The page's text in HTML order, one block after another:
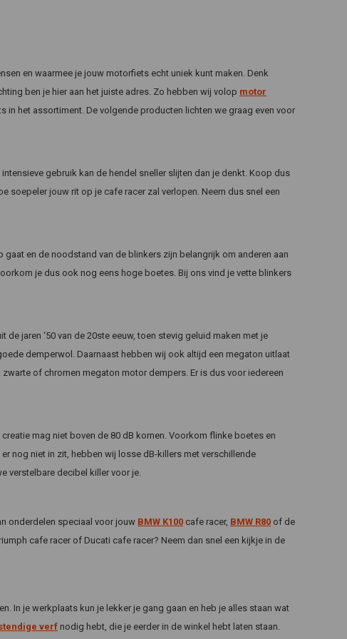
en waarmee je jouw motorfiets echt uniek kunt maken. Denk
ben je hier aan het juiste adres. Zo hebben wij volop motor
het assortiment. De volgende producten lichten we graag even voor
gebruik kan de hendel sneller slijten dan je denkt. Koop dus
soepeler jouw rit op je cafe racer zal verlopen. Neem dus snel een
en de noodstand van de blinkers zijn belangrijk om anderen aan
je dus ook nog eens hoge boetes. Bij ons vind je vette blinkers
de jaren ‘50 van de 20ste eeuw, toen stevig geluid maken met je
demperwol. Daarnaast hebben wij ook altijd een megaton uitlaat
of chromen megaton motor dempers. Er is dus voor iedereen
mag niet boven de 80 dB komen. Voorkom flinke boetes en
nog niet in zit, hebben wij losse dB-killers met verschillende
verstelbare decibel killer voor je.
onderdelen speciaal voor jouw BMW K100 cafe racer, BMW R80 of de
cafe racer of Ducati cafe racer? Neem dan snel een kijkje in de
In je werkplaats kun je lekker je gang gaan en heb je alles staan wat
verf nodig hebt, die je eerder in de winkel hebt laten staan.